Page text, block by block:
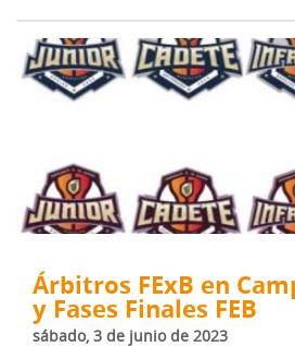
Árbitros FExB en
y Fases Finales FEB
sábado, 3 de junio de 2023